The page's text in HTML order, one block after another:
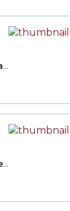
do Brasil
combater
em
propõe a
merecem